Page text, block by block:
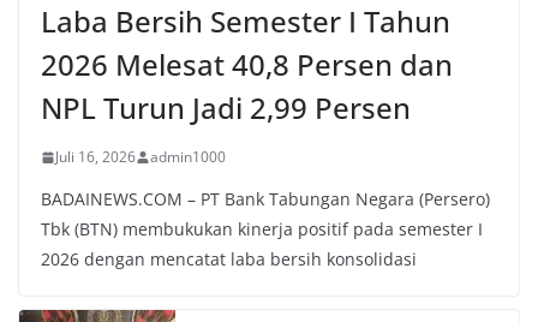
Laba Bersih Semester I Tahun
2026 Melesat 40,8 Persen dan
NPL Turun Jadi 2,99 Persen
Juli 16, 2026 admin1000
BADAINEWS.COM – PT Bank Tabungan Negara (Persero)
Tbk (BTN) membukukan kinerja positif pada semester I
2026 dengan mencatat laba bersih konsolidasi